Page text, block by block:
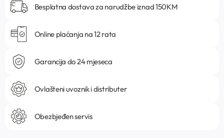
Besplatna dostava za narudžbe iznad 150KM
Online plaćanja na 12 rata
Garancija do 24 mjeseca
Ovlašteni uvoznik i distributer
Obezbjeđen servis